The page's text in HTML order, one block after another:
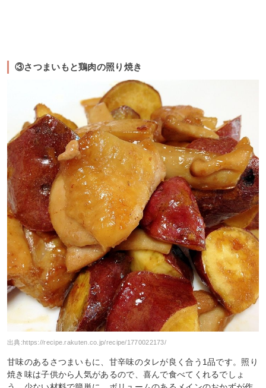
③さつまいもと鶏肉の照り焼き
出典:https://recipe.rakuten.co.jp/recipe/1770022173/
甘味のあるさつまいもに、甘辛味のタレが良く合う1品です。照り
焼き味は子供から人気があるので、喜んで食べてくれるでしょ